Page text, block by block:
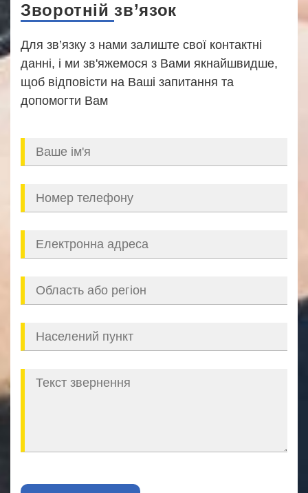
Зворотній зв’язок
Для зв’язку з нами залиште свої контактні
данні, і ми зв'яжемося з Вами якнайшвидше,
щоб відповісти на Ваші запитання та
допомогти Вам